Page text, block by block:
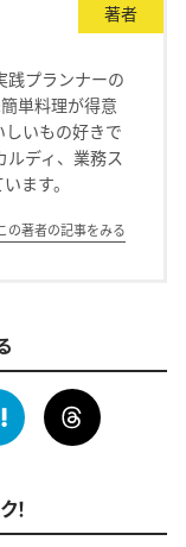
著者
践プランナーの
単料理が得意
しいもの好きで
ディ、業務ス
ます。
の著者の記事をみる
！